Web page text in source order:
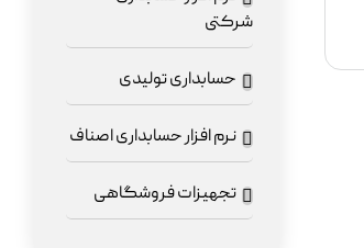
شرکتی
حسابداری تولیدی
نرم افزار حسابداری اصناف
تجهیزات فروشگاهی